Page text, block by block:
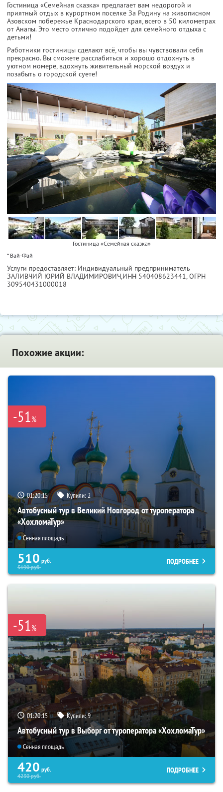
Гостиница «Семейная сказка» предлагает вам недорогой и
приятный отдых в курортном поселке За Родину на живописном
Азовском побережье Краснодарского края, всего в 50 километрах
от Анапы. Это место отлично подойдет для семейного отдыха с
детьми!
Работники гостиницы сделают всё, чтобы вы чувствовали себя
прекрасно. Вы сможете расслабиться и хорошо отдохнуть в
уютном номере, вдохнуть живительный морской воздух и
позабыть о городской суете!
Гостиница «Семейная сказка»
* Вай-Фай
Услуги предоставляет: Индивидуальный предприниматель
ЗАЛИВЧИЙ ЮРИЙ ВЛАДИМИРОВИЧ,ИНН 540408623441, ОГРН
309540431000018
Похожие акции:
-51%
01:20:14 Купили:2
Автобусный тур в Великий Новгород от туроператора
«ХохломаТур»
Сенная площадь
510 руб.
5190руб.
ПОДРОБНЕЕ
-51%
01:20:14 Купили:9
Автобусный тур в Выборг от туроператора «ХохломаТур»
Сенная площадь
420 руб.
4230руб.
ПОДРОБНЕЕ